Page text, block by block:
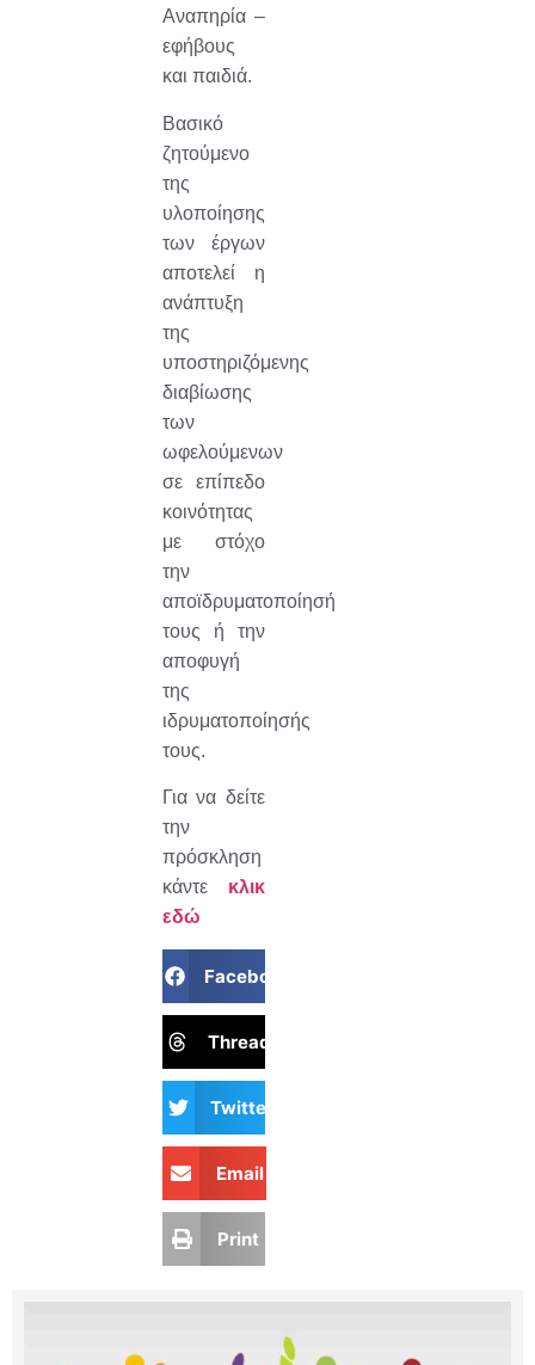
Αναπηρία –
εφήβους
και παιδιά.
Βασικό
ζητούμενο
της
υλοποίησης
των έργων
αποτελεί η
ανάπτυξη
της
υποστηριζόμενης
διαβίωσης
των
ωφελούμενων
σε επίπεδο
κοινότητας
με στόχο
την
αποϊδρυματοποίησή
τους ή την
αποφυγή
της
ιδρυματοποίησής
τους.
Για να δείτε
την
πρόσκληση
κάντε κλικ
εδώ
Facebook
Threads
Twitter
Email
Print